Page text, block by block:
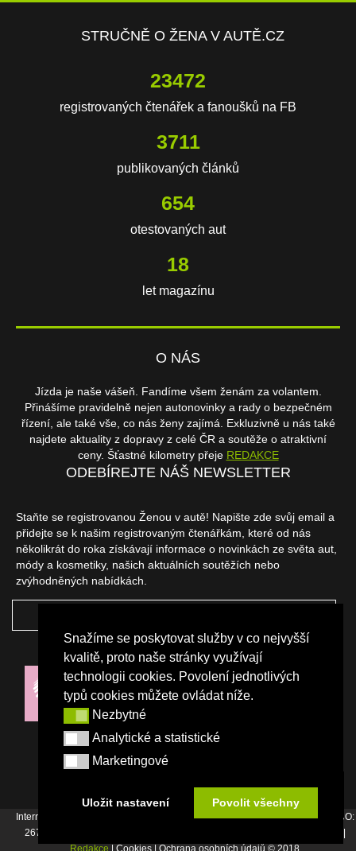
Snažíme se poskytovat služby v co nejvyšší
kvalitě, proto naše stránky využívají
technologii cookies. Povolení jednotlivých
typů cookies můžete ovládat níže.
NezbytnéNezbytné
Analytické a statistické
Analytické a statistické
Marketingové
Marketingové
Uložit nastavení Povolit všechny
STRUČNĚ O ŽENA V AUTĚ.CZ
23472
registrovaných čtenářek a fanoušků na FB
3711
publikovaných článků
654
otestovaných aut
18
let magazínu
O NÁS
Jízda je naše vášeň. Fandíme všem ženám za volantem.
Přinášíme pravidelně nejen autonovinky a rady o bezpečném
řízení, ale také vše, co nás ženy zajímá. Exkluzivně u nás také
najdete aktuality z dopravy z celé ČR a soutěže o atraktivní
ceny. Šťastné kilometry přeje REDAKCE
ODEBÍREJTE NÁŠ NEWSLETTER
Staňte se registrovanou Ženou v autě! Napište zde svůj email a
přidejte se k našim registrovaným čtenářkám, které od nás
několikrát do roka získávají informace o novinkách ze světa aut,
módy a kosmetiky, našich aktuálních soutěžích nebo
zvýhodněných nabídkách.
NAŠI PARTNEŘI
Internetový magazín Žena v autě vydává vydavatelství Srdce Evropy s.r.o., IČO:
26744007, Bořivojova 17, Praha 3, Tel. : +420 222 726 364 |
Redakce | Cookies | Ochrana osobních údajů © 2018